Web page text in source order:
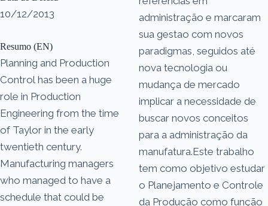
10/12/2013
Resumo (EN)
Planning and Production
Control has been a huge
role in Production
Engineering from the time
of Taylor in the early
twentieth century.
Manufacturing managers
who managed to have a
schedule that could be
administração e marcaram
sua gestao com novos
paradigmas, seguidos até
nova tecnologia ou
mudança de mercado
implicar a necessidade de
buscar novos conceitos
para a administração da
manufatura.Este trabalho
tem como objetivo estudar
o Planejamento e Controle
da Produção como função